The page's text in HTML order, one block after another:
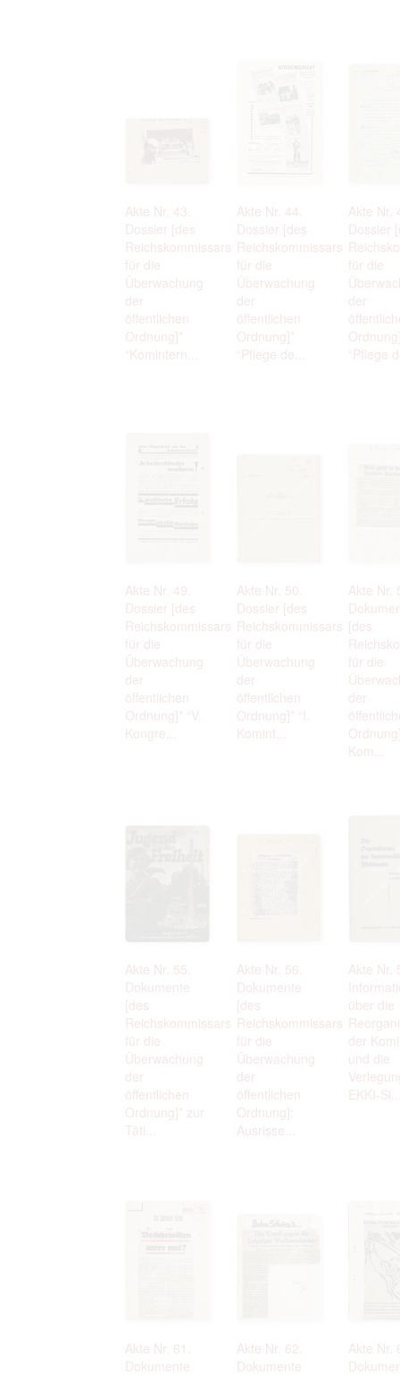
Akte Nr. 43.
Dossier [des
Reichskommissars
für die
Überwachung
der
öffentlichen
Ordnung]*
“Komintern...
Akte Nr. 44.
Dossier [des
Reichskommissars
für die
Überwachung
der
öffentlichen
Ordnung]*
“Pflege de...
Akte Nr.
Dossier
für die
der
“Pflege
Akte Nr. 49.
Dossier [des
Reichskommissars
für die
Überwachung
der
öffentlichen
Ordnung]* “V.
Kongre...
Akte Nr. 50.
Dossier [des
Reichskommissars
für die
Überwachung
der
öffentlichen
Ordnung]* “I.
Komint...
Akte Nr.
[des
für die
der
Kom...
Akte Nr. 55.
Dokumente
[des
Reichskommissars
für die
Überwachung
der
öffentlichen
Ordnung]* zur
Täti...
Akte Nr. 56.
Dokumente
[des
Reichskommissars
für die
Überwachung
der
öffentlichen
Ordnung]:
Ausrisse...
Akte Nr.
über die
der
und die
EKKI-
Akte Nr. 61.
Dokumente
Akte Nr. 62.
Dokumente
Akte Nr.